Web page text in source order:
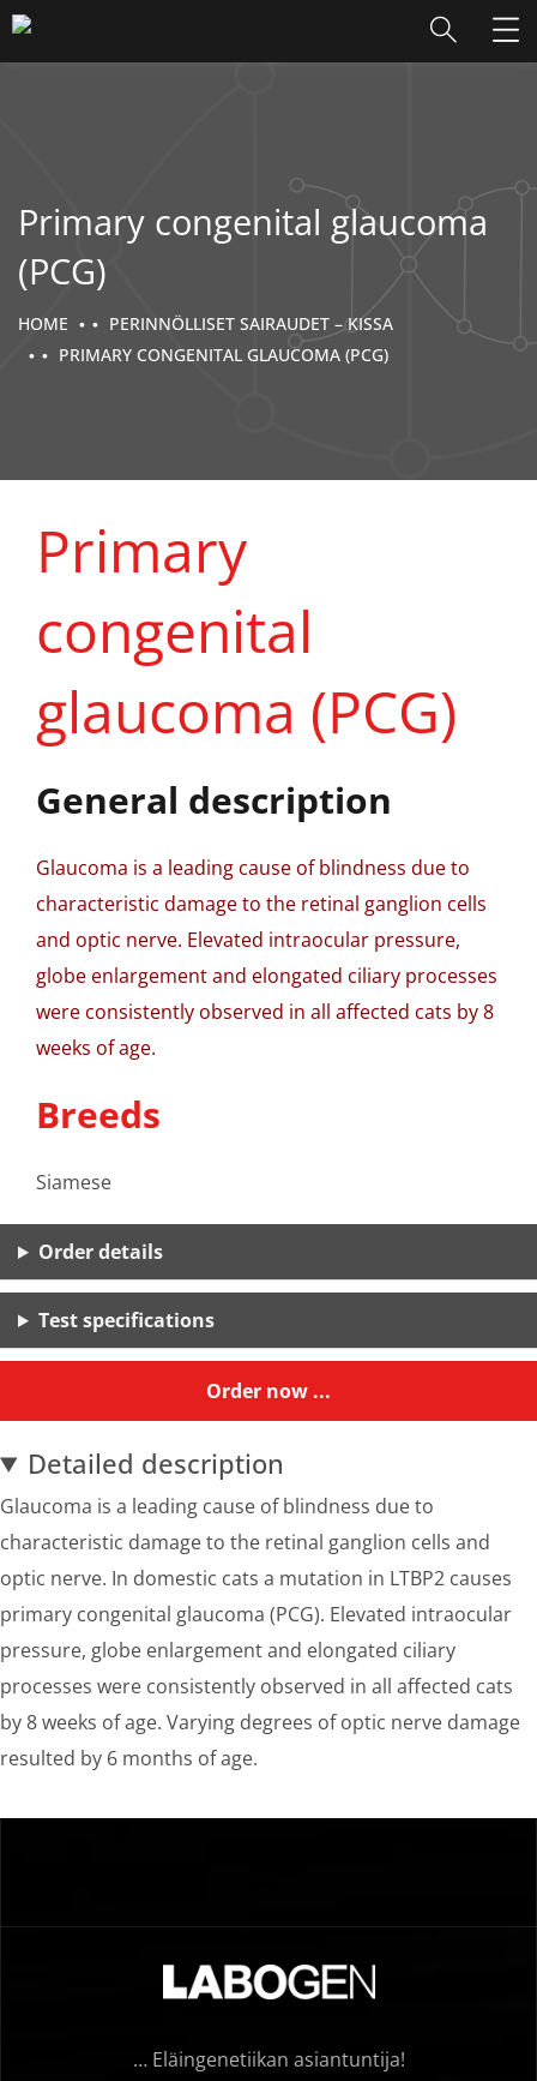
Primary congenital glaucoma
(PCG)
HOME
PERINNÖLLISET SAIRAUDET – KISSA
PRIMARY CONGENITAL GLAUCOMA (PCG)
Primary
congenital
glaucoma (PCG)
General description
Glaucoma is a leading cause of blindness due to
characteristic damage to the retinal ganglion cells
and optic nerve. Elevated intraocular pressure,
globe enlargement and elongated ciliary processes
were consistently observed in all affected cats by 8
weeks of age.
Breeds
Siamese
Order details
Test specifications
Order now ...
Detailed description
Glaucoma is a leading cause of blindness due to
characteristic damage to the retinal ganglion cells and
optic nerve. In domestic cats a mutation in LTBP2 causes
primary congenital glaucoma (PCG). Elevated intraocular
pressure, globe enlargement and elongated ciliary
processes were consistently observed in all affected cats
by 8 weeks of age. Varying degrees of optic nerve damage
resulted by 6 months of age.
… Eläingenetiikan asiantuntija!